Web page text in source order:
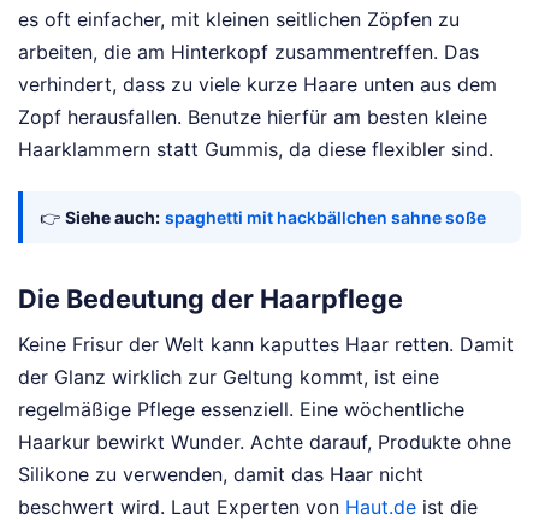
es oft einfacher, mit kleinen seitlichen Zöpfen zu
arbeiten, die am Hinterkopf zusammentreffen. Das
verhindert, dass zu viele kurze Haare unten aus dem
Zopf herausfallen. Benutze hierfür am besten kleine
Haarklammern statt Gummis, da diese flexibler sind.
👉 Siehe auch: spaghetti mit hackbällchen sahne soße
Die Bedeutung der Haarpflege
Keine Frisur der Welt kann kaputtes Haar retten. Damit
der Glanz wirklich zur Geltung kommt, ist eine
regelmäßige Pflege essenziell. Eine wöchentliche
Haarkur bewirkt Wunder. Achte darauf, Produkte ohne
Silikone zu verwenden, damit das Haar nicht
beschwert wird. Laut Experten von Haut.de ist die